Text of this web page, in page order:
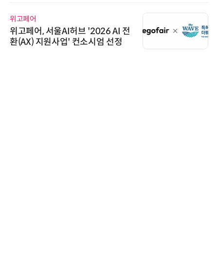
위고페어
위고페어, 서울AI허브 '2026 AI 전
환(AX) 지원사업' 컨소시엄 선정